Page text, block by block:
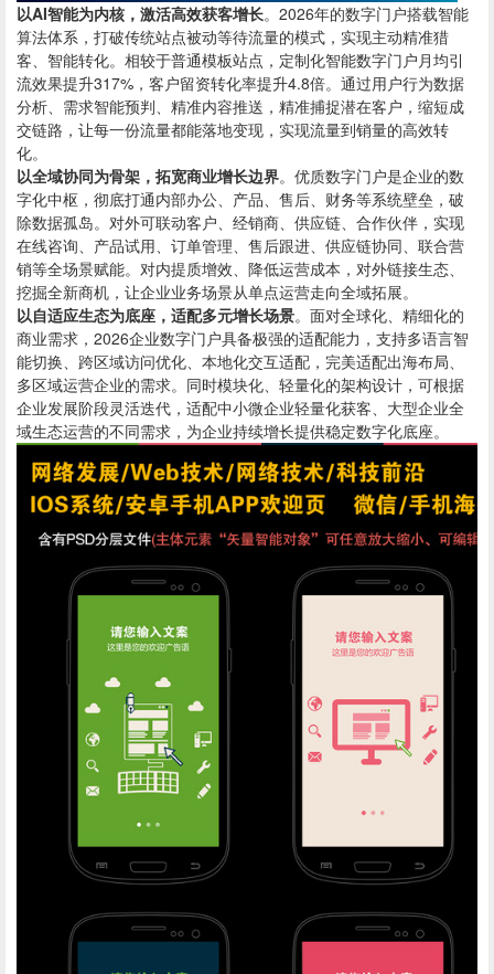
以AI智能为内核，激活高效获客增长。2026年的数字门户搭载智能
算法体系，打破传统站点被动等待流量的模式，实现主动精准猎
客、智能转化。相较于普通模板站点，定制化智能数字门户月均引
流效果提升317%，客户留资转化率提升4.8倍。通过用户行为数据
分析、需求智能预判、精准内容推送，精准捕捉潜在客户，缩短成
交链路，让每一份流量都能落地变现，实现流量到销量的高效转
化。
以全域协同为骨架，拓宽商业增长边界。优质数字门户是企业的数
字化中枢，彻底打通内部办公、产品、售后、财务等系统壁垒，破
除数据孤岛。对外可联动客户、经销商、供应链、合作伙伴，实现
在线咨询、产品试用、订单管理、售后跟进、供应链协同、联合营
销等全场景赋能。对内提质增效、降低运营成本，对外链接生态、
挖掘全新商机，让企业业务场景从单点运营走向全域拓展。
以自适应生态为底座，适配多元增长场景。面对全球化、精细化的
商业需求，2026企业数字门户具备极强的适配能力，支持多语言智
能切换、跨区域访问优化、本地化交互适配，完美适配出海布局、
多区域运营企业的需求。同时模块化、轻量化的架构设计，可根据
企业发展阶段灵活迭代，适配中小微企业轻量化获客、大型企业全
域生态运营的不同需求，为企业持续增长提供稳定数字化底座。